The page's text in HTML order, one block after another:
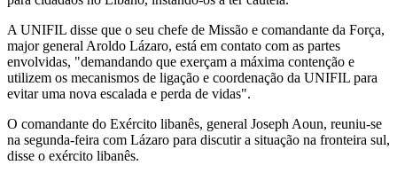
A UNIFIL disse que o seu chefe de Missão e comandante da Força,
major general Aroldo Lázaro, está em contato com as partes
envolvidas, "demandando que exerçam a máxima contenção e
utilizem os mecanismos de ligação e coordenação da UNIFIL para
evitar uma nova escalada e perda de vidas".
O comandante do Exército libanês, general Joseph Aoun, reuniu-se
na segunda-feira com Lázaro para discutir a situação na fronteira sul,
disse o exército libanês.